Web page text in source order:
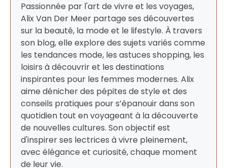
Passionnée par l'art de vivre et les voyages,
Alix Van Der Meer partage ses découvertes
sur la beauté, la mode et le lifestyle. À travers
son blog, elle explore des sujets variés comme
les tendances mode, les astuces shopping, les
loisirs à découvrir et les destinations
inspirantes pour les femmes modernes. Alix
aime dénicher des pépites de style et des
conseils pratiques pour s’épanouir dans son
quotidien tout en voyageant à la découverte
de nouvelles cultures. Son objectif est
d'inspirer ses lectrices à vivre pleinement,
avec élégance et curiosité, chaque moment
de leur vie.